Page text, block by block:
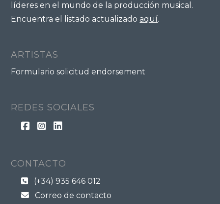
líderes en el mundo de la producción musical.
Encuentra el listado actualizadoaquí.
ARTISTAS
Formulario solicitud endorsement
REDES SOCIALES
CONTACTO
(+34) 935 646 012
Correo de contacto